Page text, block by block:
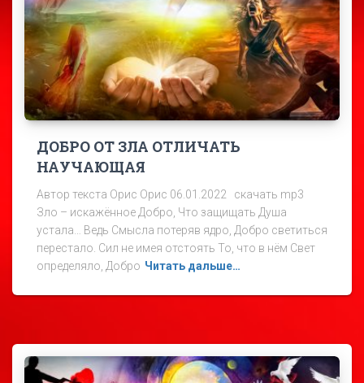
ДОБРО ОТ ЗЛА ОТЛИЧАТЬ
НАУЧАЮЩАЯ
Автор текста Орис Орис 06.01.2022 скачать mp3
Зло – искажённое Добро, Что защищать Душа
устала… Ведь Смысла потеряв ядро, Добро светиться
перестало. Сил не имея отстоять То, что в нём Свет
определяло, Добро Читать дальше…